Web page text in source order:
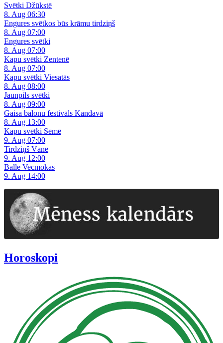
Svētki Džūkstē
8. Aug 06:30
Engures svētkos būs krāmu tirdziņš
8. Aug 07:00
Engures svētki
8. Aug 07:00
Kapu svētki Zentenē
8. Aug 07:00
Kapu svētki Viesatās
8. Aug 08:00
Jaunpils svētki
8. Aug 09:00
Gaisa balonu festivāls Kandavā
8. Aug 13:00
Kapu svētki Sēmē
9. Aug 07:00
Tirdziņš Vānē
9. Aug 12:00
Balle Vecmokās
9. Aug 14:00
Horoskopi